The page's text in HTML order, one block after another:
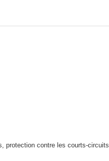
protection contre les courts-circuits.